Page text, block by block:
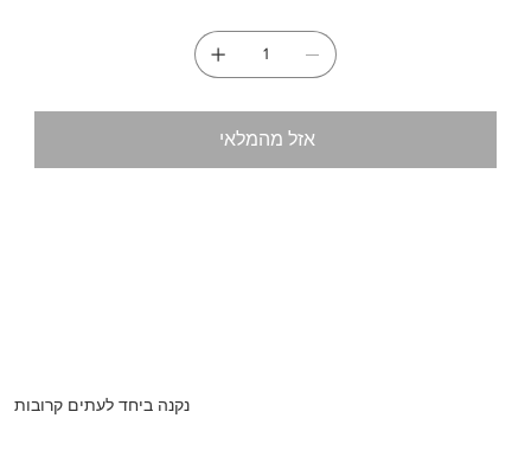
אזל מהמלאי
נקנה ביחד לעתים קרובות